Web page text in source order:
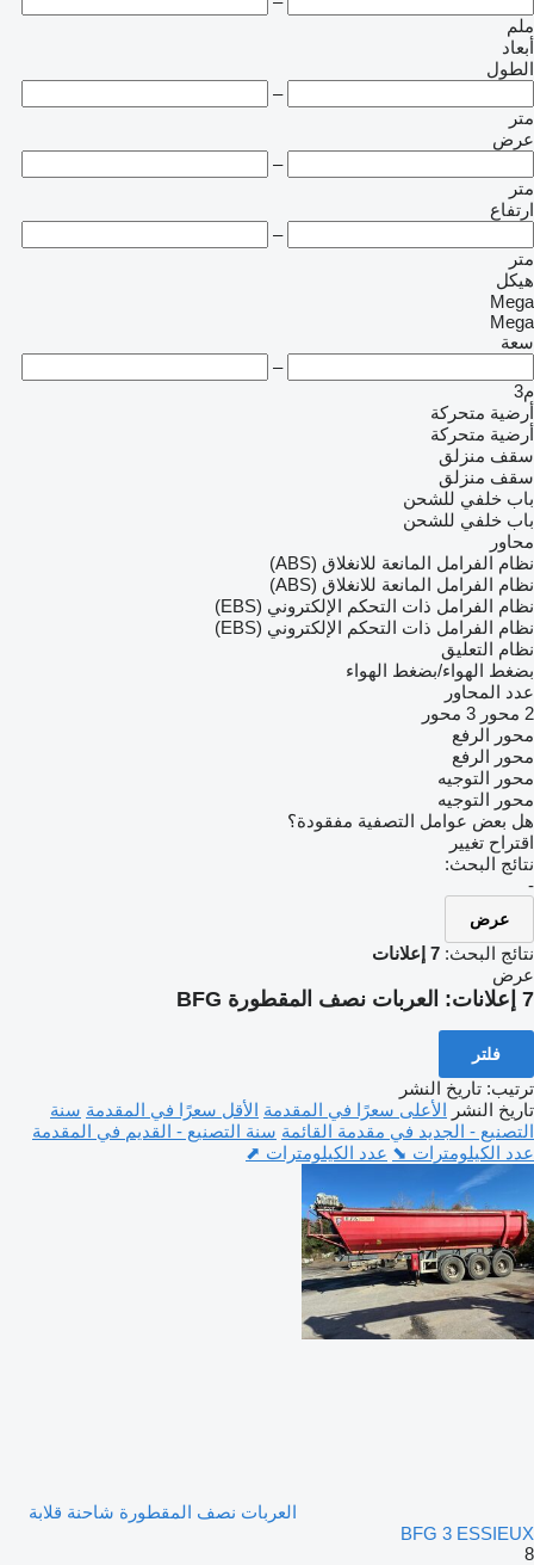
ملم
أبعاد
الطول
–
متر
عرض
–
متر
ارتفاع
–
متر
هيكل
Mega
Mega
سعة
–
م3
أرضية متحركة
أرضية متحركة
سقف منزلق
سقف منزلق
باب خلفي للشحن
باب خلفي للشحن
محاور
نظام الفرامل المانعة للانغلاق (ABS)
نظام الفرامل المانعة للانغلاق (ABS)
نظام الفرامل ذات التحكم الإلكتروني (EBS)
نظام الفرامل ذات التحكم الإلكتروني (EBS)
نظام التعليق
بضغط الهواء/بضغط الهواء
عدد المحاور
2 محور
3 محور
محور الرفع
محور الرفع
محور التوجيه
محور التوجيه
هل بعض عوامل التصفية مفقودة؟
اقتراح تغيير
نتائج البحث:
-
عرض
نتائج البحث: 7 إعلانات
عرض
7 إعلانات: العربات نصف المقطورة BFG
فلتر
ترتيب: تاريخ النشر
تاريخ النشر الأعلى سعرًا في المقدمة الأقل سعرًا في المقدمة سنة
التصنيع - الجديد في مقدمة القائمة سنة التصنيع - القديم في المقدمة
عدد الكيلومترات ⬊ عدد الكيلومترات ⬈
العربات نصف المقطورة شاحنة قلابة
BFG 3 ESSIEUX
8